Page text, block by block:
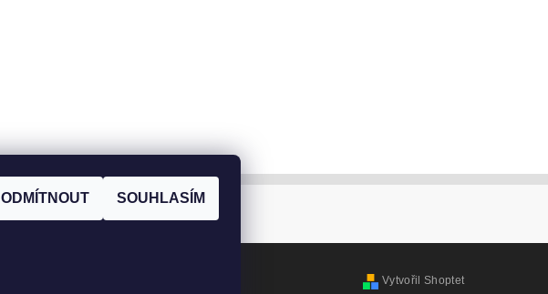
Vytvořil Shoptet
ODMÍTNOUT SOUHLASÍM